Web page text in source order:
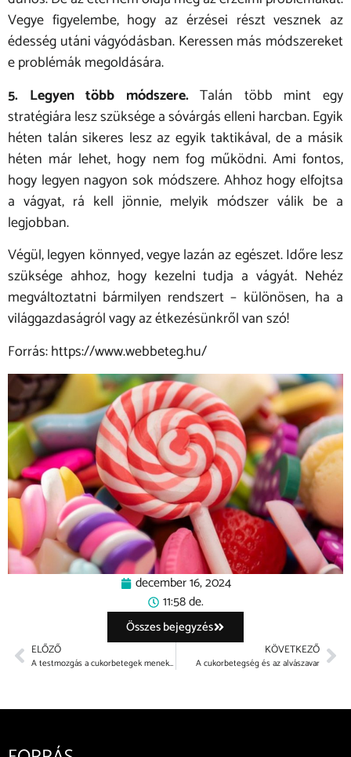
Vegye figyelembe, hogy az érzései részt vesznek az
édesség utáni vágyódásban. Keressen más módszereket
e problémák megoldására.
5. Legyen több módszere.Talán több mint egy
stratégiára lesz szüksége a sóvárgás elleni harcban. Egyik
héten talán sikeres lesz az egyik taktikával, de a másik
héten már lehet, hogy nem fog működni. Ami fontos,
hogy legyen nagyon sok módszere. Ahhoz hogy elfojtsa
a vágyat, rá kell jönnie, melyik módszer válik be a
legjobban.
Végül, legyen könnyed, vegye lazán az egészet. Időre lesz
szüksége ahhoz, hogy kezelni tudja a vágyát. Nehéz
megváltoztatni bármilyen rendszert – különösen, ha a
világgazdaságról vagy az étkezésünkről van szó!
Forrás: https://www.webbeteg.hu/
december 16, 2024
11:58 de.
Összes bejegyzés
ELŐZŐ
A testmozgás a cukorbetegek menekülési útja
KÖVETKEZŐ
A cukorbetegség és az alvászavar